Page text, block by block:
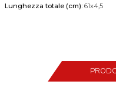
Lunghezza totale (cm): 61x4,5